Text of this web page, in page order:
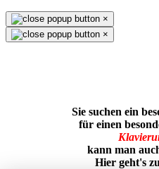
×
×
Sie suchen ein
für einen
kann man
Hier geht's